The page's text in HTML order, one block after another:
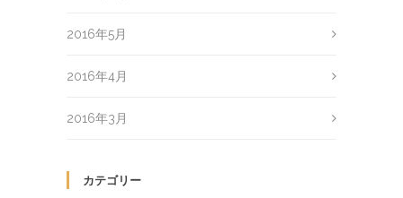
2016年5月
2016年4月
2016年3月
カテゴリー